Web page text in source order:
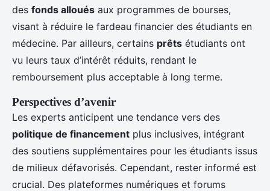
des fonds alloués aux programmes de bourses,
visant à réduire le fardeau financier des étudiants en
médecine. Par ailleurs, certains prêts étudiants ont
vu leurs taux d’intérêt réduits, rendant le
remboursement plus acceptable à long terme.
Perspectives d’avenir
Les experts anticipent une tendance vers des
politique de financement plus inclusives, intégrant
des soutiens supplémentaires pour les étudiants issus
de milieux défavorisés. Cependant, rester informé est
crucial. Des plateformes numériques et forums